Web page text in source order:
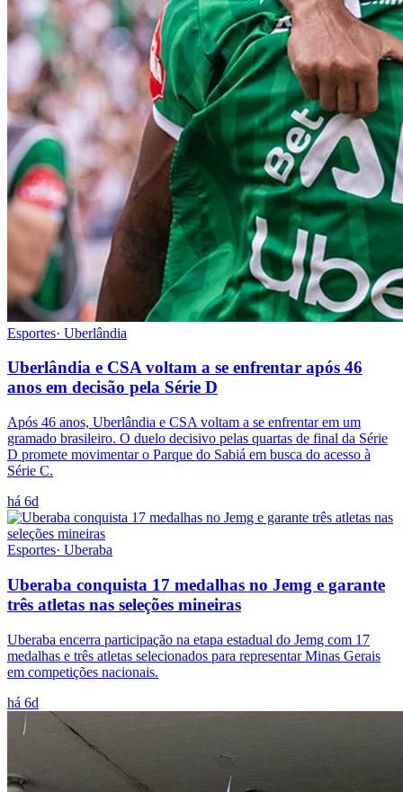
Esportes· Uberlândia
Uberlândia e CSA voltam a se enfrentar após 46
anos em decisão pela Série D
Após 46 anos, Uberlândia e CSA voltam a se enfrentar em um
gramado brasileiro. O duelo decisivo pelas quartas de final da Série
D promete movimentar o Parque do Sabiá em busca do acesso à
Série C.
há 6d
Esportes· Uberaba
Uberaba conquista 17 medalhas no Jemg e garante
três atletas nas seleções mineiras
Uberaba encerra participação na etapa estadual do Jemg com 17
medalhas e três atletas selecionados para representar Minas Gerais
em competições nacionais.
há 6d